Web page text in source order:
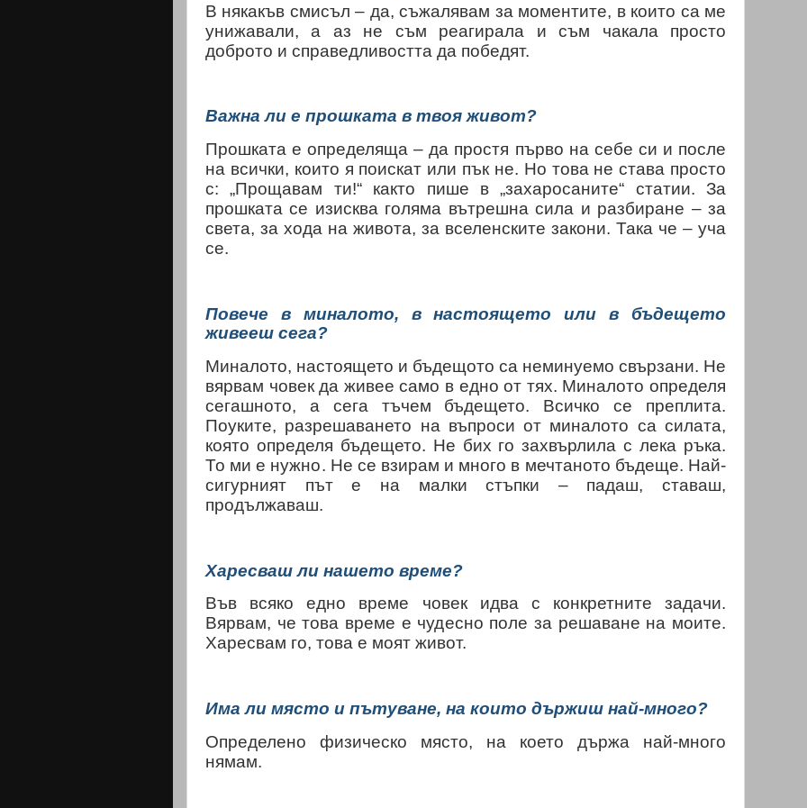
В някакъв смисъл – да, съжалявам за моментите, в които са ме
унижавали, а аз не съм реагирала и съм чакала просто
доброто и справедливостта да победят.
Важна ли е прошката в твоя живот?
Прошката е определяща – да простя първо на себе си и после
на всички, които я поискат или пък не. Но това не става просто
с: „Прощавам ти!“ както пише в „захаросаните“ статии. За
прошката се изисква голяма вътрешна сила и разбиране – за
света, за хода на живота, за вселенските закони. Така че – уча
се.
Повече в миналото, в настоящето или в бъдещето
живееш сега?
Миналото, настоящето и бъдещото са неминуемо свързани. Не
вярвам човек да живее само в едно от тях. Миналото определя
сегашното, а сега тъчем бъдещето. Всичко се преплита.
Поуките, разрешаването на въпроси от миналото са силата,
която определя бъдещето. Не бих го захвърлила с лека ръка.
То ми е нужно. Не се взирам и много в мечтаното бъдеще. Най-
сигурният път е на малки стъпки – падаш, ставаш,
продължаваш.
Харесваш ли нашето време?
Във всяко едно време човек идва с конкретните задачи.
Вярвам, че това време е чудесно поле за решаване на моите.
Харесвам го, това е моят живот.
Има ли място и пътуване, на които държиш най-много?
Определено физическо място, на което държа най-много
нямам.